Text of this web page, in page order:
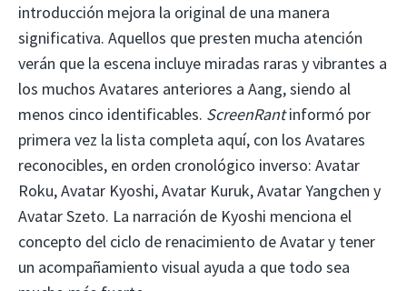
introducción mejora la original de una manera
significativa. Aquellos que presten mucha atención
verán que la escena incluye miradas raras y vibrantes a
los muchos Avatares anteriores a Aang, siendo al
menos cinco identificables. ScreenRantinformó por
primera vez la lista completa aquí, con los Avatares
reconocibles, en orden cronológico inverso: Avatar
Roku, Avatar Kyoshi, Avatar Kuruk, Avatar Yangchen y
Avatar Szeto. La narración de Kyoshi menciona el
concepto del ciclo de renacimiento de Avatar y tener
un acompañamiento visual ayuda a que todo sea